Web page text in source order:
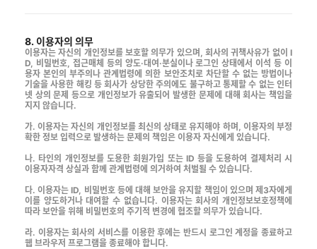
8. 이용자의 의무
이용자는 자신의 개인정보를 보호할 의무가 있으며, 회사의 귀책사유가 없이 I
D, 비밀번호, 접근매체 등의 양도·대여·분실이나 로그인 상태에서 이석 등 이
용자 본인의 부주의나 관계법령에 의한 보안조치로 차단할 수 없는 방법이나
기술을 사용한 해킹 등 회사가 상당한 주의에도 불구하고 통제할 수 없는 인터
넷 상의 문제 등으로 개인정보가 유출되어 발생한 문제에 대해 회사는 책임을
지지 않습니다.
가. 이용자는 자신의 개인정보를 최신의 상태로 유지해야 하며, 이용자의 부정
확한 정보 입력으로 발생하는 문제의 책임은 이용자 자신에게 있습니다.
나. 타인의 개인정보를 도용한 회원가입 또는 ID 등을 도용하여 결제처리 시
이용자자격 상실과 함께 관계법령에 의거하여 처벌될 수 있습니다.
다. 이용자는 ID, 비밀번호 등에 대해 보안을 유지할 책임이 있으며 제3자에게
이를 양도하거나 대여할 수 없습니다. 이용자는 회사의 개인정보보호정책에
따라 보안을 위해 비밀번호의 주기적 변경에 협조할 의무가 있습니다.
라. 이용자는 회사의 서비스를 이용한 후에는 반드시 로그인 계정을 종료하고
웹 브라우저 프로그램을 종료해야 합니다.